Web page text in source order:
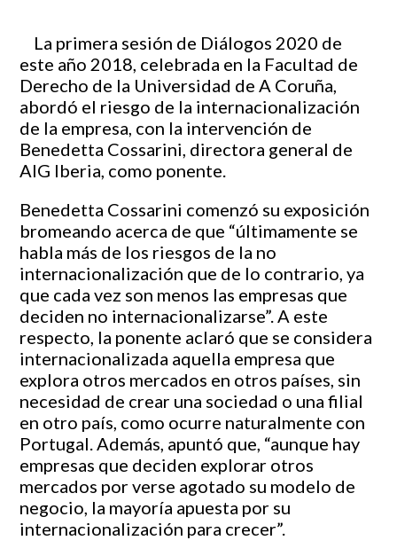
La primera sesión de Diálogos 2020 de
este año 2018, celebrada en la Facultad de
Derecho de la Universidad de A Coruña,
abordó el riesgo de la internacionalización
de la empresa, con la intervención de
Benedetta Cossarini, directora general de
AIG Iberia, como ponente.
Benedetta Cossarini comenzó su exposición
bromeando acerca de que “últimamente se
habla más de los riesgos de la no
internacionalización que de lo contrario, ya
que cada vez son menos las empresas que
deciden no internacionalizarse”. A este
respecto, la ponente aclaró que se considera
internacionalizada aquella empresa que
explora otros mercados en otros países, sin
necesidad de crear una sociedad o una filial
en otro país, como ocurre naturalmente con
Portugal. Además, apuntó que, “aunque hay
empresas que deciden explorar otros
mercados por verse agotado su modelo de
negocio, la mayoría apuesta por su
internacionalización para crecer”.